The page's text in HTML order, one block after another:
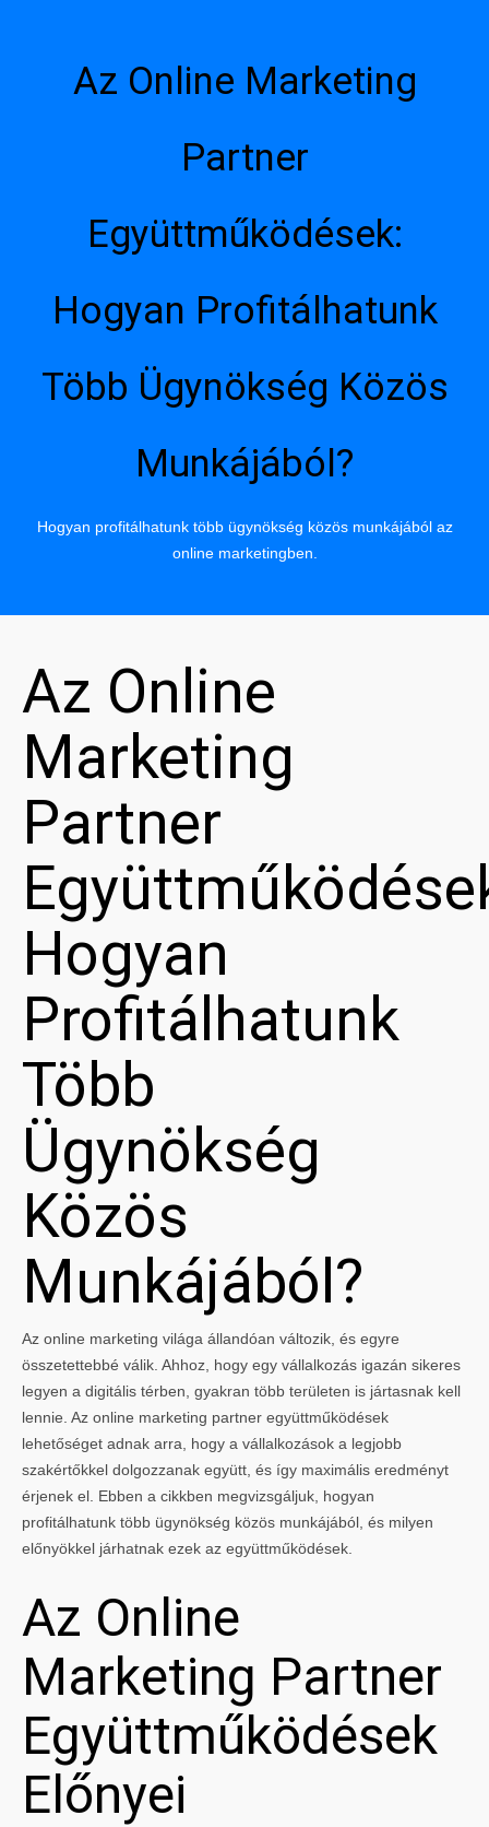
Az Online Marketing
Partner
Együttműködések:
Hogyan Profitálhatunk
Több Ügynökség Közös
Munkájából?
Hogyan profitálhatunk több ügynökség közös munkájából az
online marketingben.
Az Online
Marketing
Partner
Hogyan
Profitálhatunk
Több
Ügynökség
Közös
Munkájából?
Az online marketing világa állandóan változik, és egyre
összetettebbé válik. Ahhoz, hogy egy vállalkozás igazán sikeres
legyen a digitális térben, gyakran több területen is jártasnak kell
lennie. Az online marketing partner együttműködések
lehetőséget adnak arra, hogy a vállalkozások a legjobb
szakértőkkel dolgozzanak együtt, és így maximális eredményt
érjenek el. Ebben a cikkben megvizsgáljuk, hogyan
profitálhatunk több ügynökség közös munkájából, és milyen
előnyökkel járhatnak ezek az együttműködések.
Az Online
Marketing Partner
Együttműködések
Előnyei